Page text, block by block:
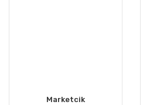
Marketcik